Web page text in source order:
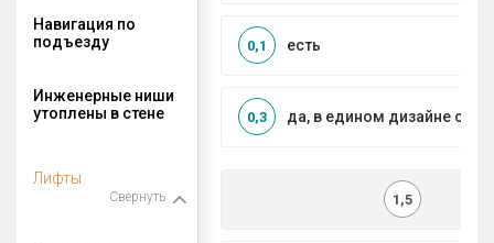
Навигация по
подъезду
есть
0,1
Инженерные ниши
утоплены в стене
да, в едином дизайне с
0,3
Лифты
Свернуть 1,5